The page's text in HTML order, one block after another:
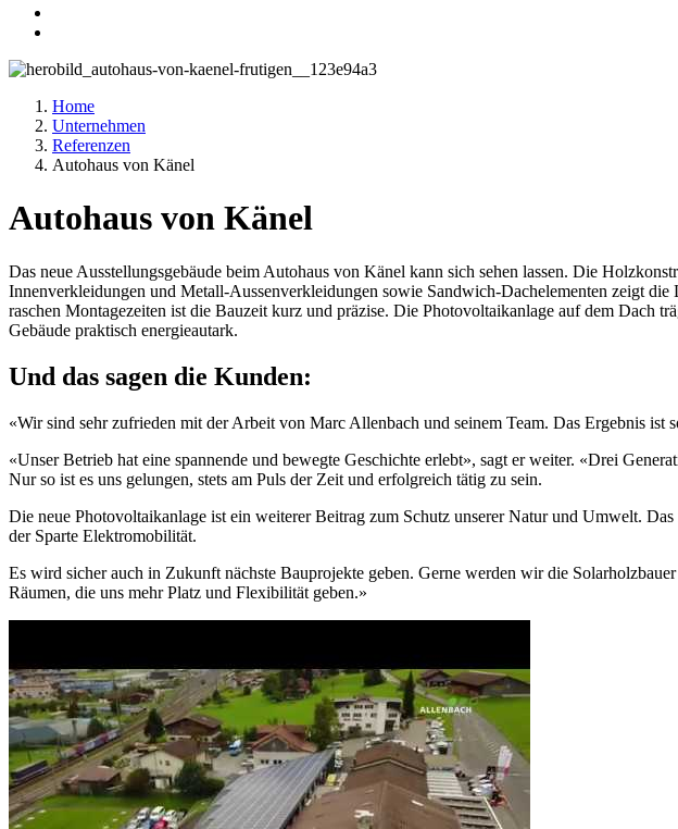
Home
Unternehmen
Referenzen
Autohaus von Känel
Autohaus von Känel
Das neue Ausstellungsgebäude beim Autohaus von Känel kann sich sehen lassen. Die
Innenverkleidungen und Metall-Aussenverkleidungen sowie Sandwich-Dachelementen zeigt
raschen Montagezeiten ist die Bauzeit kurz und präzise. Die Photovoltaikanlage auf dem Dach
Gebäude praktisch energieautark.
Und das sagen die Kunden:
«Wir sind sehr zufrieden mit der Arbeit von Marc Allenbach und seinem Team. Das Ergebnis
«Unser Betrieb hat eine spannende und bewegte Geschichte erlebt», sagt er weiter. «Drei
Nur so ist es uns gelungen, stets am Puls der Zeit und erfolgreich tätig zu sein.
Die neue Photovoltaikanlage ist ein weiterer Beitrag zum Schutz unserer Natur und Umwelt.
der Sparte Elektromobilität.
Es wird sicher auch in Zukunft nächste Bauprojekte geben. Gerne werden wir die
Räumen, die uns mehr Platz und Flexibilität geben.»